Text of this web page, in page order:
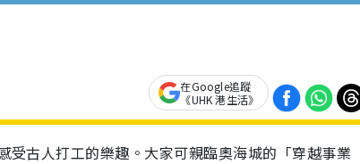
在Google追蹤
《UHK 港生活》
古人打工的樂趣。大家可親臨奧海城的「穿越事業